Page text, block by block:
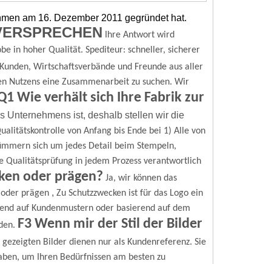
am 16. Dezember 2011 gegründet hat.
Ihre Antwort wird
in hoher Qualität. Spediteur: schneller, sicherer
Wirtschaftsverbände und Freunde aus aller
Nutzens eine Zusammenarbeit zu suchen. Wir
Wie verhält sich Ihre Fabrik zur
Unternehmens ist, deshalb stellen wir die
von Anfang bis Ende bei 1) Alle von
sich um jedes Detail beim Stempeln,
in jedem Prozess verantwortlich
oder prägen? Ja, wir können das
prägen , Zu Schutzzwecken ist für das Logo ein
auf Kundenmustern oder basierend auf dem
F3 Wenn mir der Stil der Bilder
Bilder dienen nur als Kundenreferenz. Sie
um Ihren Bedürfnissen am besten zu